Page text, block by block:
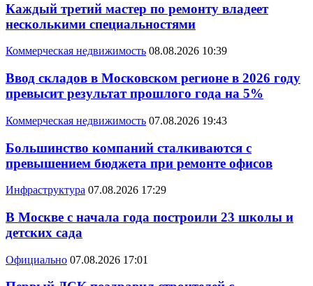
Каждый третий мастер по ремонту владеет
несколькими специальностями
Коммерческая недвижимость 08.08.2026 10:39
Ввод складов в Московском регионе в 2026 году
превысит результат прошлого года на 5%
Коммерческая недвижимость 07.08.2026 19:43
Большинство компаний сталкиваются с
превышением бюджета при ремонте офисов
Инфраструктура 07.08.2026 17:29
В Москве с начала года построили 23 школы и
детских сада
Официально 07.08.2026 17:01